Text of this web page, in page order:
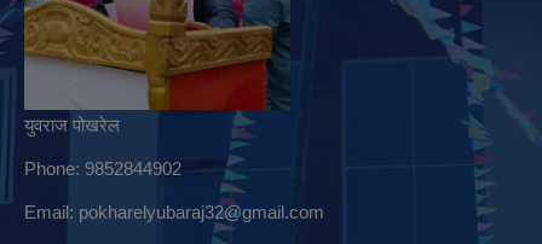
युवराज पोखरेल
Phone: 9852844902
Email: pokharelyubaraj32@gmail.com